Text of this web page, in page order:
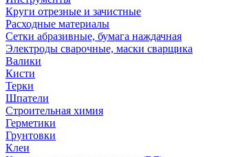
Круги отрезные и зачистные
Расходные материалы
Сетки абразивные, бумага наждачная
Электроды сварочные, маски сварщика
Валики
Кисти
Терки
Шпатели
Строительная химия
Герметики
Грунтовки
Клеи